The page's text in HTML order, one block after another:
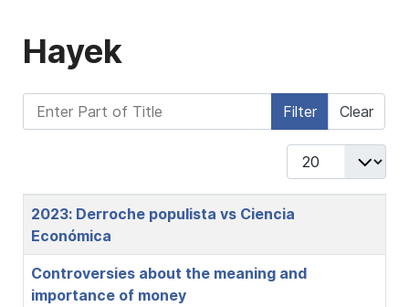
Hayek
Enter Part of Title Filter Clear
Display #
Title
2023: Derroche populista vs Ciencia
Económica
Controversies about the meaning and
importance of money